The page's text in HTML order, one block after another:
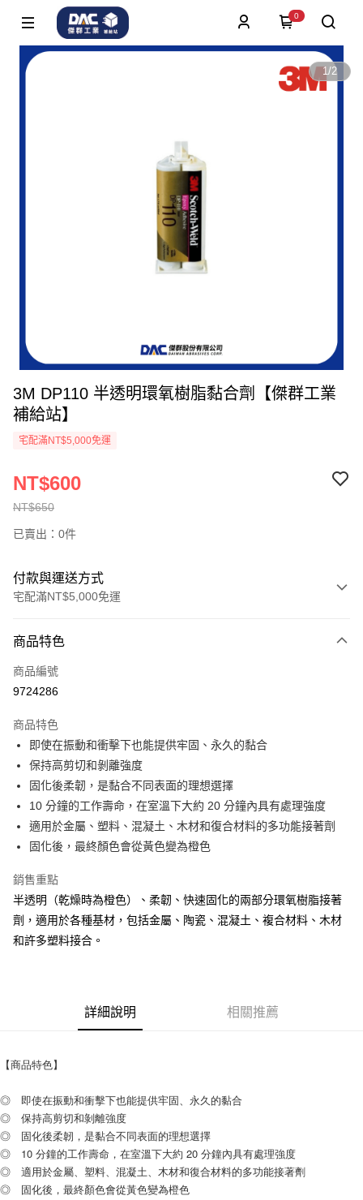
0
1/2
3M DP110 半透明環氧樹脂黏合劑【傑群工業
補給站】
宅配滿NT$5,000免運
NT$650
NT$600
已賣出：0件
付款與運送方式
宅配滿NT$5,000免運
信用卡一次付款
超商取貨付款
Apple Pay
街口支付
運送方式
付款後全家取貨
7-11取貨付款
每筆NT$200，滿NT$5,000(含以上)免運費
商品特色
商品編號
9724286
商品特色
即使在振動和衝擊下也能提供牢固、永久的黏合
保持高剪切和剝離強度
固化後柔韌，是黏合不同表面的理想選擇
10 分鐘的工作壽命，在室溫下大約 20 分鐘內具有處理強度
適用於金屬、塑料、混凝土、木材和復合材料的多功能接著劑
固化後，最終顏色會從黃色變為橙色
銷售重點
半透明（乾燥時為橙色）、柔韌、快速固化的兩部分環氧樹脂接著
劑，適用於各種基材，包括金屬、陶瓷、混凝土、複合材料、木材
和許多塑料接合。
詳細說明 相關推薦
【商品特色】
◎ 即使在振動和衝擊下也能提供牢固、永久的黏合
◎ 保持高剪切和剝離強度
◎ 固化後柔韌，是黏合不同表面的理想選擇
◎ 10 分鐘的工作壽命，在室溫下大約 20 分鐘內具有處理強度
◎ 適用於金屬、塑料、混凝土、木材和復合材料的多功能接著劑
◎ 固化後，最終顏色會從黃色變為橙色